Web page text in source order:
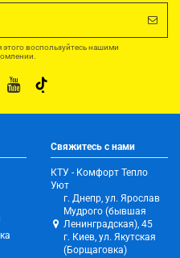
воспользуйтесь нашими
Свяжитесь с нами
КТУ - Комфорт Тепло
Уют
г. Днепр, ул. Ярослав
Мудрого (бывшая
Ленинградская), 45
г. Киев, ул. Якутская
(Борщаговка)